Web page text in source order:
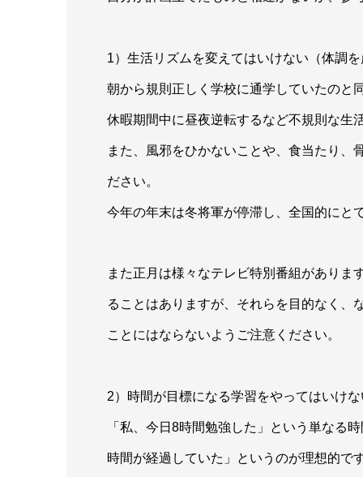
1）生活リズムを変えてはいけない（体調
朝から規則正しく学校に通学していたのと
休暇期間中に昼夜逆転するなど不規則な生
また、風邪をひかないことや、食当たり、
ださい。
今年の年末は冬将軍が停滞し、全国的にと
また正月は様々なテレビ特別番組がありま
ることはありますが、それらを目的なく、
ことにはならないようご注意ください。
2）時間が目標になる学習をやってはいけな
「私、今日8時間勉強した」という単なる
時間が経過していた」というのが理想的で